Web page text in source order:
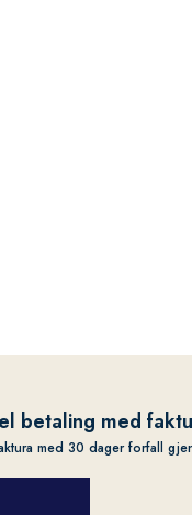
betaling med
med 30 dager forfall